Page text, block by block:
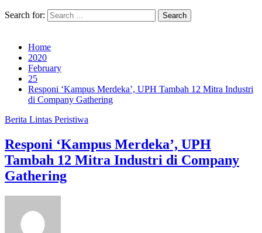
Search for:
Home
2020
February
25
Responi ‘Kampus Merdeka’, UPH Tambah 12 Mitra Industri
di Company Gathering
Berita Lintas Peristiwa
Responi ‘Kampus Merdeka’, UPH
Tambah 12 Mitra Industri di Company
Gathering